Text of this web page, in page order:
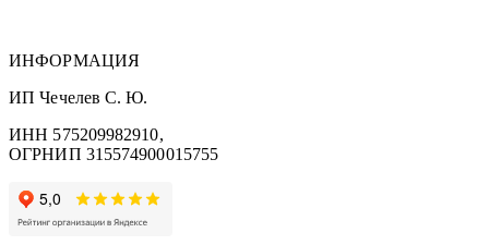
ИНФОРМАЦИЯ
ИП Чечелев С. Ю.
ИНН 575209982910,
ОГРНИП 315574900015755